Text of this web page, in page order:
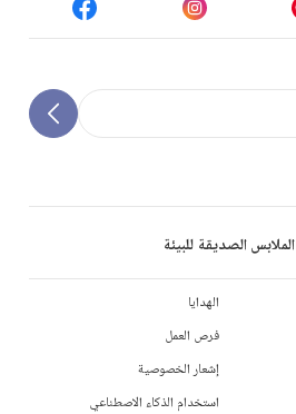
الملابس الصديقة للبيئة
الهدايا
فرص العمل
إشعار الخصوصية
استخدام الذكاء الاصطناعي